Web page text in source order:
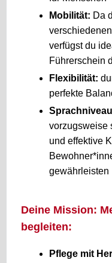
Mobilität: Da
verfügst du
Führerschein
Flexibilität:
perfekte
vorzugsweise
und effektive
gewährleisten
Deine Mission:
begleiten:
Pflege mit